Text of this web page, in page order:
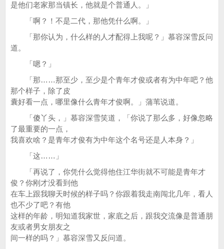
是他们老家那当镇长，他就是个普通人。」
「啊？！不是二代，那他凭什么啊。」
「那你认为，什么样的人才配得上我呢？」慕容深雪反问
道。
「嗯？」
「那……那至少，至少是个青年才俊或者有为中年吧？他
那个样子，除了皮
囊好看一点，哪里像什么青年才俊啊。」蒲苇说道。
「傻丫头，」慕容深雪笑道，「你说了那么多，好像忽略
了最重要的一点，
我喜欢啥？是青年才俊有为中年这个名号还是人本身？」
「这……」
「再说了，你凭什么觉得他住江华街就不可能是青年才
俊？你刚才没看到他
在车上跟我聊天时候的样子吗？你跟着我走南闯北几年，看人
也不少了吧？有他
这样的年龄，明知道我家世，家底之后，跟我交流像是普通朋
友或者男女朋友之
间一样的吗？」慕容深雪又反问道。